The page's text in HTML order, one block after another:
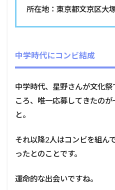
所在地：東京都文京区大
中学時代にコンビ結成
中学時代、星野さんが文化
ころ、唯一応募してきたの
と。
それ以降2人はコンビを組ん
ったとのことです。
運命的な出会いですね。